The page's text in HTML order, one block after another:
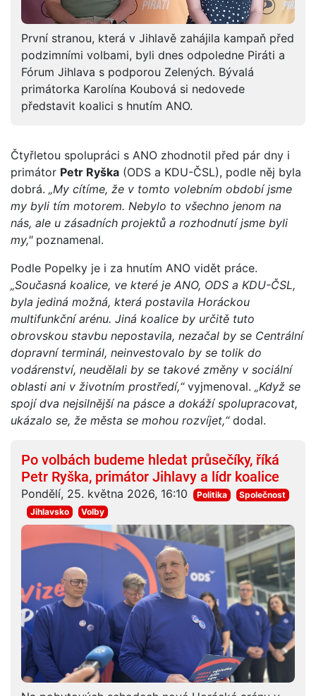
První stranou, která v Jihlavě zahájila kampaň před
podzimními volbami, byli dnes odpoledne Piráti a
Fórum Jihlava s podporou Zelených. Bývalá
primátorka Karolína Koubová si nedovede
představit koalici s hnutím ANO.
Čtyřletou spolupráci s ANO zhodnotil před pár dny i
primátor Petr Ryška (ODS a KDU-ČSL), podle něj byla
dobrá. „My cítíme, že v tomto volebním období jsme
my byli tím motorem. Nebylo to všechno jenom na
nás, ale u zásadních projektů a rozhodnutí jsme byli
my,"poznamenal.
Podle Popelky je i za hnutím ANO vidět práce.
„Současná koalice, ve které je ANO, ODS a KDU-ČSL,
byla jediná možná, která postavila Horáckou
multifunkční arénu. Jiná koalice by určitě tuto
obrovskou stavbu nepostavila, nezačal by se Centrální
dopravní terminál, neinvestovalo by se tolik do
vodárenství, neudělali by se takové změny v sociální
oblasti ani v životním prostředí,“vyjmenoval. „Když se
spojí dva nejsilnější na pásce a dokáží spolupracovat,
ukázalo se, že města se mohou rozvíjet,“dodal.
Po volbách budeme hledat průsečíky, říká
Petr Ryška, primátor Jihlavy a lídr koalice
Pondělí, 25. května 2026, 16:10 Politika
Společnost
Jihlavsko
Volby